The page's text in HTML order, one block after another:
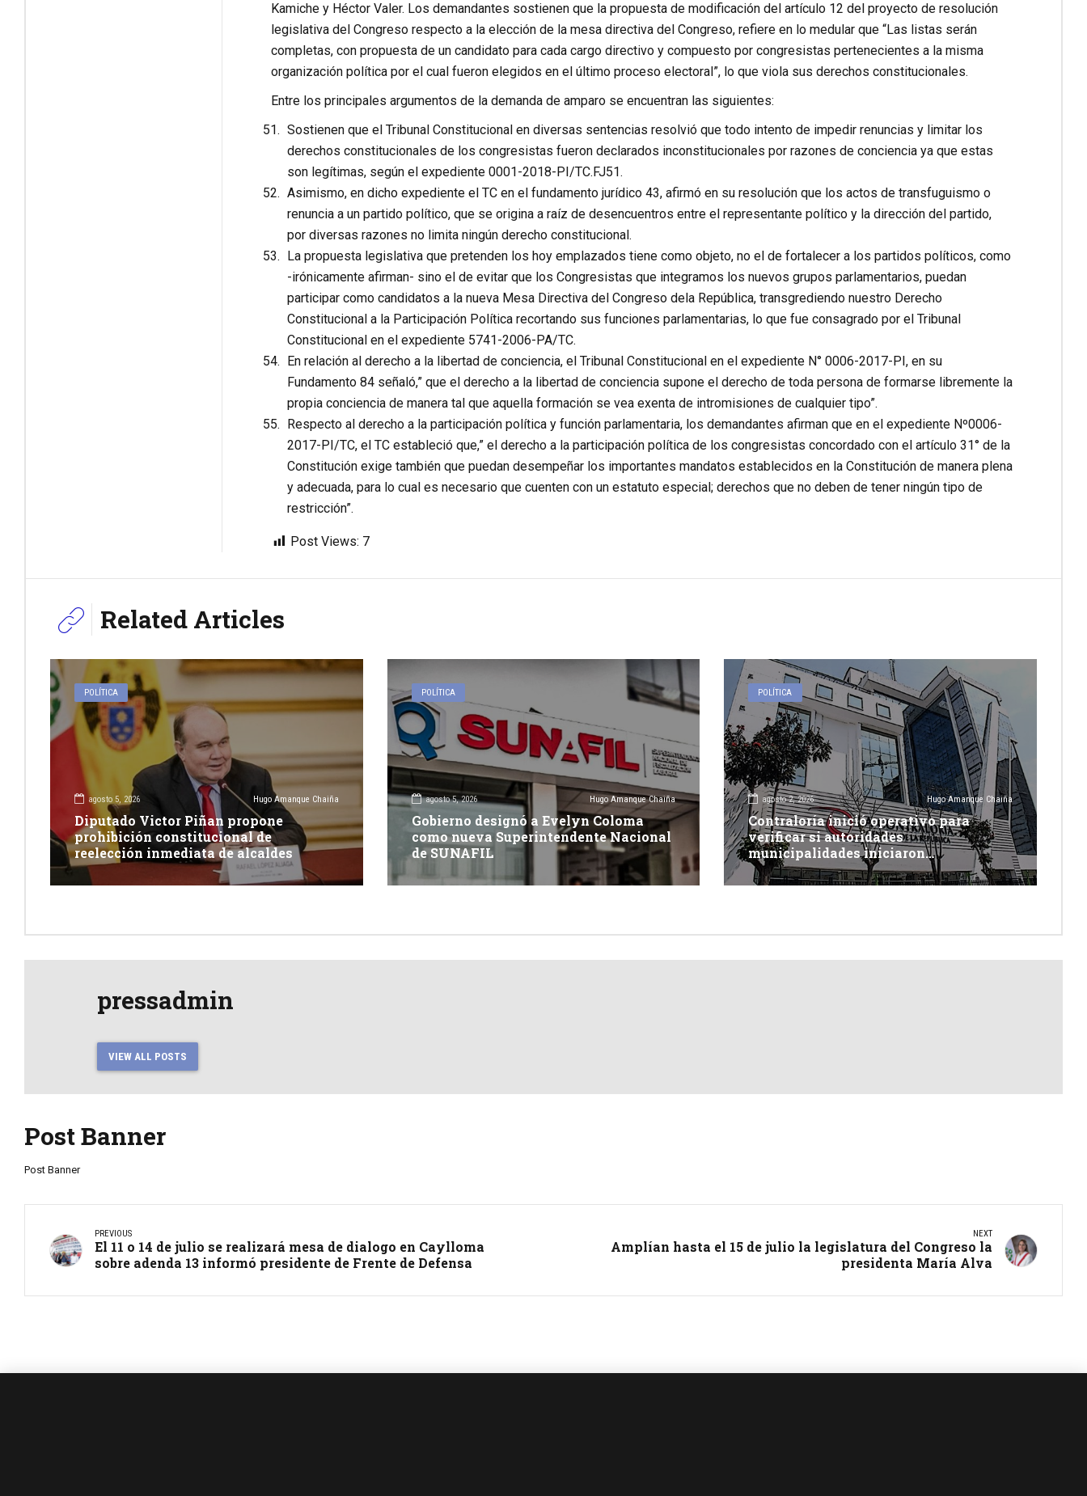
Kamiche y Héctor Valer. Los demandantes sostienen que la propuesta de modificación del artículo 12 del proyecto de resolución
legislativa del Congreso respecto a la elección de la mesa directiva del Congreso, refiere en lo medular que “Las listas serán
completas, con propuesta de un candidato para cada cargo directivo y compuesto por congresistas pertenecientes a la misma
organización política por el cual fueron elegidos en el último proceso electoral”, lo que viola sus derechos constitucionales.
Entre los principales argumentos de la demanda de amparo se encuentran las siguientes:
Sostienen que el Tribunal Constitucional en diversas sentencias resolvió que todo intento de impedir renuncias y limitar los
derechos constitucionales de los congresistas fueron declarados inconstitucionales por razones de conciencia ya que estas
son legítimas, según el expediente 0001-2018-PI/TC.FJ51.
Asimismo, en dicho expediente el TC en el fundamento jurídico 43, afirmó en su resolución que los actos de transfuguismo o
renuncia a un partido político, que se origina a raíz de desencuentros entre el representante político y la dirección del partido,
por diversas razones no limita ningún derecho constitucional.
La propuesta legislativa que pretenden los hoy emplazados tiene como objeto, no el de fortalecer a los partidos políticos, como
-irónicamente afirman- sino el de evitar que los Congresistas que integramos los nuevos grupos parlamentarios, puedan
participar como candidatos a la nueva Mesa Directiva del Congreso dela República, transgrediendo nuestro Derecho
Constitucional a la Participación Política recortando sus funciones parlamentarias, lo que fue consagrado por el Tribunal
Constitucional en el expediente 5741-2006-PA/TC.
En relación al derecho a la libertad de conciencia, el Tribunal Constitucional en el expediente N° 0006-2017-PI, en su
Fundamento 84 señaló,” que el derecho a la libertad de conciencia supone el derecho de toda persona de formarse libremente la
propia conciencia de manera tal que aquella formación se vea exenta de intromisiones de cualquier tipo”.
Respecto al derecho a la participación política y función parlamentaria, los demandantes afirman que en el expediente Nº0006-
2017-PI/TC, el TC estableció que,” el derecho a la participación política de los congresistas concordado con el artículo 31° de la
Constitución exige también que puedan desempeñar los importantes mandatos establecidos en la Constitución de manera plena
y adecuada, para lo cual es necesario que cuenten con un estatuto especial; derechos que no deben de tener ningún tipo de
restricción”.
Post Views: 7
Related Articles
POLÍTICA
agosto 5, 2026 Hugo Amanque Chaiña
Diputado Victor Piñan propone
prohibición constitucional de
reelección inmediata de alcaldes
POLÍTICA
agosto 5, 2026 Hugo Amanque Chaiña
Gobierno designó a Evelyn Coloma
como nueva Superintendente Nacional
de SUNAFIL
POLÍTICA
agosto 2, 2026 Hugo Amanque Chaiña
Contraloría inició operativo para
verificar si autoridades
municipalidades iniciaron
descolmatación de quebradas y ríos
ante Fenómeno del Niño
pressadmin
VIEW ALL POSTS
Post Banner
Post Banner
PREVIOUS
El 11 o 14 de julio se realizará mesa de dialogo en Caylloma
sobre adenda 13 informó presidente de Frente de Defensa
NEXT
Amplían hasta el 15 de julio la legislatura del Congreso la
presidenta María Alva